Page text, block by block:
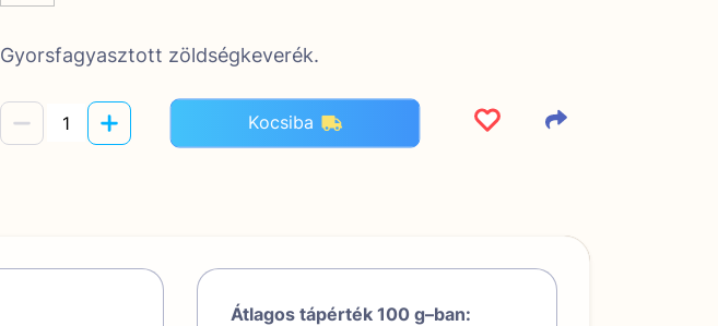
Gyorsfagyasztott zöldségkeverék.
Kocsiba
Átlagos tápérték 100 g–ban: